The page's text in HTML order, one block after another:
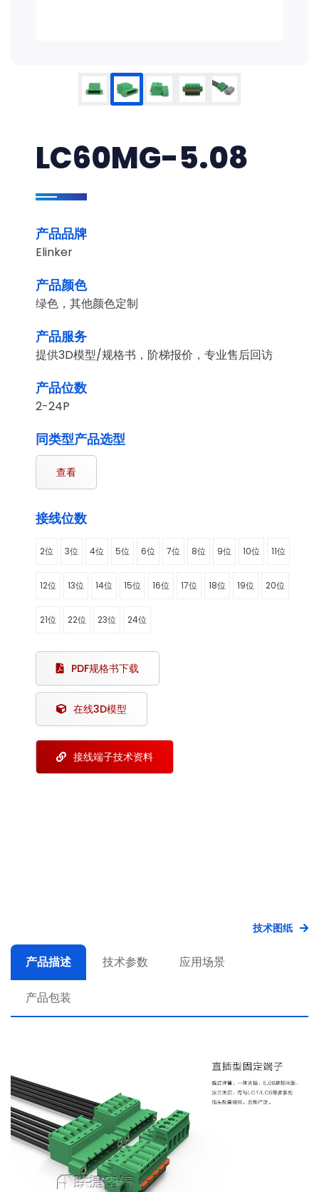
LC60MG-5.08
产品品牌
Elinker
产品颜色
绿色，其他颜色定制
产品服务
提供3D模型/规格书，阶梯报价，专业售后回访
产品位数
2-24P
同类型产品选型
查看
接线位数
2位 3位 4位 5位 6位 7位 8位 9位 10位 11位
12位 13位 14位 15位 16位 17位 18位 19位 20位
21位 22位 23位 24位
PDF规格书下载
在线3D模型
接线端子技术资料
产品描述 技术参数 应用场景
产品包装
技术图纸